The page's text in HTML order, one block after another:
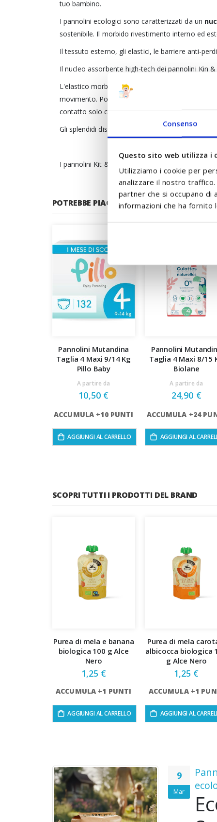
Consenso
Questo sito web utilizza i
Utilizziamo i cookie per
analizzare il nostro
partner che si occupano di
informazioni che ha fornito
tuo bambino.
I pannolini ecologici sono caratterizzati da un
sostenibile. Il morbido rivestimento interno ed
Il tessuto esterno, gli elastici, le barriere anti-
Il nucleo assorbente high-tech dei pannolini Kin
L'elastico morbido in vita e le barriere
movimento. Poiché Kit & Kin utilizza un numero
contatto solo con i materiali delicati e naturali,
Gli splendidi disegni di animali sono stampati solo
I pannolini Kit & Kin sono senza: lattice, lozioni,
POTREBBE PIACERTI ANCHE:
Pannolini Mutandina
Taglia 4 Maxi 9/14 Kg
Pillo Baby
A partire da
10,50 €
ACCUMULA +10 PUNTI
AGGIUNGI AL CARRELLO
Pannolini
Taglia 4 Maxi 8/15
Biolane
A partire da
24,90 €
ACCUMULA +24
AGGIUNGI AL
SCOPRI TUTTI I PRODOTTI DEL BRAND
Purea di mela e banana
biologica 100 g Alce
Nero
1,25 €
ACCUMULA +1 PUNTI
AGGIUNGI AL CARRELLO
Purea di mela
albicocca biologica
g Alce Nero
1,25 €
ACCUMULA +1
AGGIUNGI AL
9
Mar